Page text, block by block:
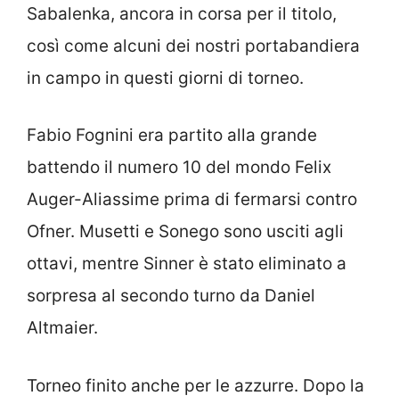
Sabalenka, ancora in corsa per il titolo,
così come alcuni dei nostri portabandiera
in campo in questi giorni di torneo.
Fabio Fognini era partito alla grande
battendo il numero 10 del mondo Felix
Auger-Aliassime prima di fermarsi contro
Ofner. Musetti e Sonego sono usciti agli
ottavi, mentre Sinner è stato eliminato a
sorpresa al secondo turno da Daniel
Altmaier.
Torneo finito anche per le azzurre. Dopo la